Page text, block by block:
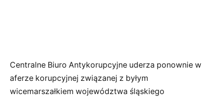
Centralne Biuro Antykorupcyjne uderza ponownie w
aferze korupcyjnej związanej z byłym
wicemarszałkiem województwa śląskiego